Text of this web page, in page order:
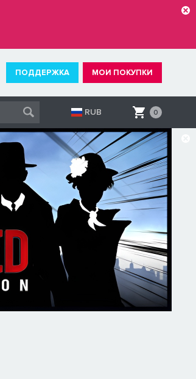
ПОДДЕРЖКА МОИ ПОКУПКИ
RUB 0